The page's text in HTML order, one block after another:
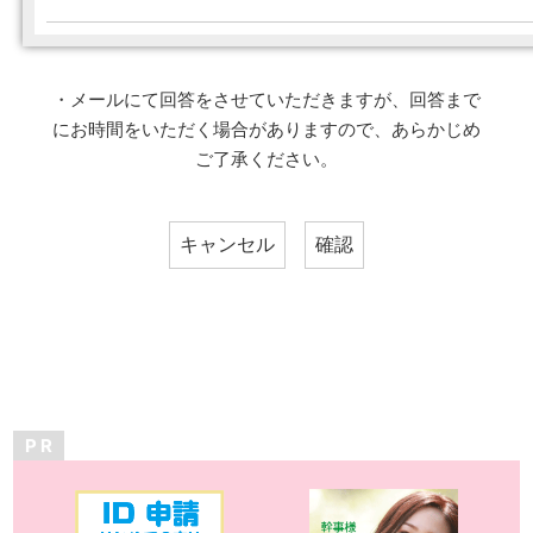
・メールにて回答をさせていただきますが、回答まで
にお時間をいただく場合がありますので、あらかじめ
ご了承ください。
P R